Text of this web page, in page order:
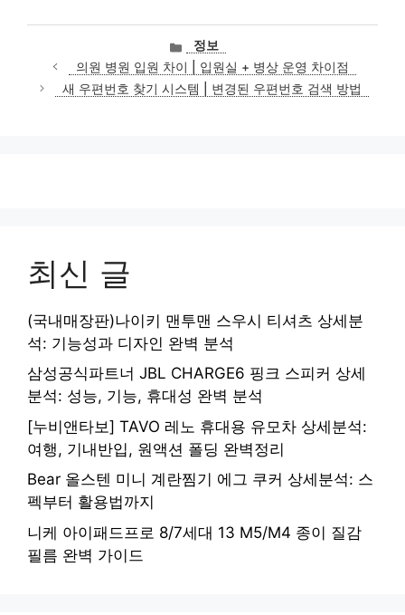
카
테
고
리
정보
의원 병원 입원 차이 | 입원실 + 병상 운영 차이점
새 우편번호 찾기 시스템 | 변경된 우편번호 검색 방법
최신 글
(국내매장판)나이키 맨투맨 스우시 티셔츠 상세분
석: 기능성과 디자인 완벽 분석
삼성공식파트너 JBL CHARGE6 핑크 스피커 상세
분석: 성능, 기능, 휴대성 완벽 분석
[누비앤타보] TAVO 레노 휴대용 유모차 상세분석:
여행, 기내반입, 원액션 폴딩 완벽정리
Bear 올스텐 미니 계란찜기 에그 쿠커 상세분석: 스
펙부터 활용법까지
니케 아이패드프로 8/7세대 13 M5/M4 종이 질감
필름 완벽 가이드